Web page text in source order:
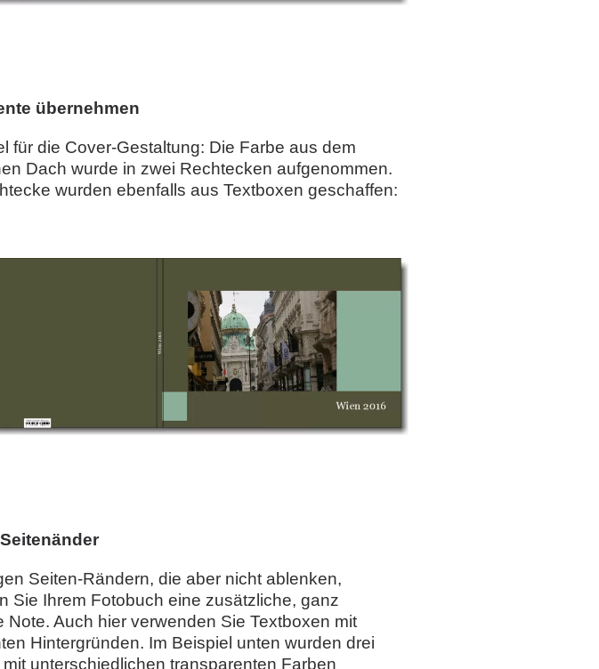
übernehmen
für die Cover-Gestaltung: Die Farbe aus dem
Dach wurde in zwei Rechtecken aufgenommen.
wurden ebenfalls aus Textboxen geschaffen:
Seiten-Rändern, die aber nicht ablenken,
Sie Ihrem Fotobuch eine zusätzliche, ganz
Note. Auch hier verwenden Sie Textboxen mit
Hintergründen. Im Beispiel unten wurden drei
unterschiedlichen transparenten Farben